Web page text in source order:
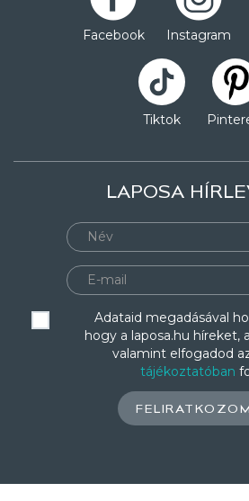
Facebook Instagram
Tiktok
LAPOSA
Adataid megadásával
hogy a laposa.hu híreket,
valamint elfogadod
tájékoztatóban